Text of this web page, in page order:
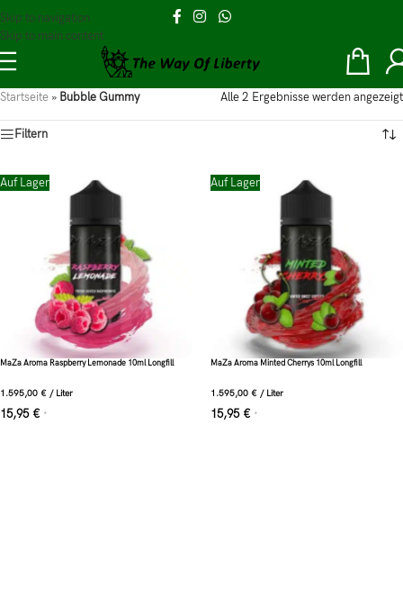
Skip to navigation
Skip to main content
Startseite » Bubble Gummy Alle 2 Ergebnisse werden angezeigt
Filtern
Auf Lager
MaZa Aroma Raspberry Lemonade 10ml Longfill
1.595,00 € / Liter
15,95 € *
Auf Lager
MaZa Aroma Minted Cherrys 10ml Longfill
1.595,00 € / Liter
15,95 € *